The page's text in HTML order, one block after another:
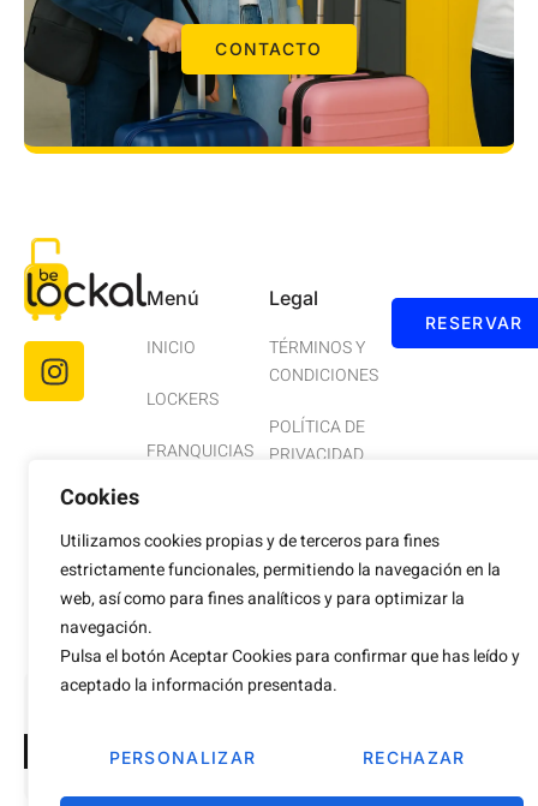
Cookies
Utilizamos cookies propias y de terceros para fines
estrictamente funcionales, permitiendo la navegación en la
web, así como para fines analíticos y para optimizar la
navegación.
Pulsa el botón Aceptar Cookies para confirmar que has leído y
aceptado la información presentada.
PERSONALIZAR RECHAZAR
CONTACTO
Menú
INICIO
LOCKERS
FRANQUICIAS
CONTACTO
Legal
TÉRMINOS Y
CONDICIONES
POLÍTICA DE
PRIVACIDAD
COOKIES
ACCESIBILIDAD
RESERVAR